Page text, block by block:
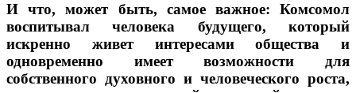
И что, может быть, самое важное: Комсомол
воспитывал человека будущего, который
искренно живет интересами общества и
одновременно имеет возможности для
собственного духовного и человеческого роста,